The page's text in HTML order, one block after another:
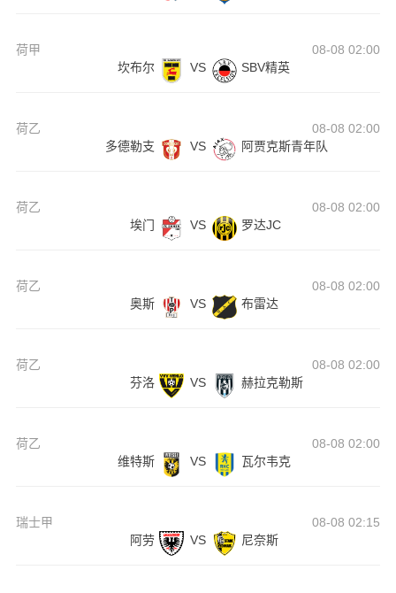
荷甲
08-08 02:00
坎布尔
VS SBV精英
荷乙
08-08 02:00
多德勒支
VS 阿贾克斯青年队
荷乙
08-08 02:00
埃门
VS 罗达JC
荷乙
08-08 02:00
奥斯
VS 布雷达
荷乙
08-08 02:00
芬洛
VS 赫拉克勒斯
荷乙
08-08 02:00
维特斯
VS 瓦尔韦克
瑞士甲
08-08 02:15
阿劳
VS 尼奈斯